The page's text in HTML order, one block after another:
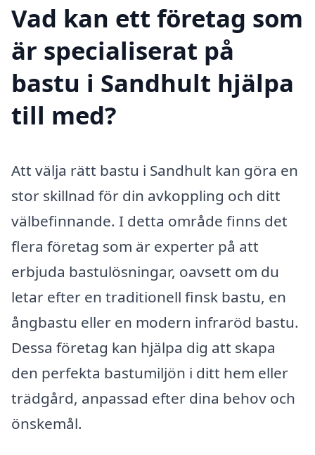
Vad kan ett företag som
är specialiserat på
bastu i Sandhult hjälpa
till med?
Att välja rätt bastu i Sandhult kan göra en
stor skillnad för din avkoppling och ditt
välbefinnande. I detta område finns det
flera företag som är experter på att
erbjuda bastulösningar, oavsett om du
letar efter en traditionell finsk bastu, en
ångbastu eller en modern infraröd bastu.
Dessa företag kan hjälpa dig att skapa
den perfekta bastumiljön i ditt hem eller
trädgård, anpassad efter dina behov och
önskemål.